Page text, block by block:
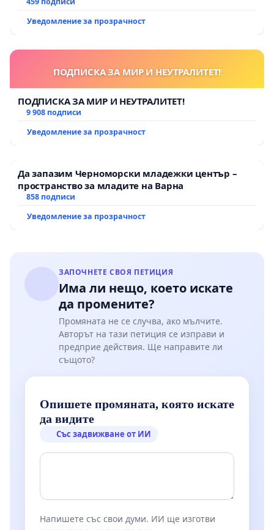
Уведомление за прозрачност
ПОДПИСКА ЗА МИР И НЕУТРАЛИТЕТ!
ПОДПИСКА ЗА МИР И НЕУТРАЛИТЕТ!
9 908 подписи
Уведомление за прозрачност
Да запазим Черноморски младежки център –
пространство за младите на Варна
858 подписи
Уведомление за прозрачност
ЗАПОЧНЕТЕ СВОЯ ПЕТИЦИЯ
Има ли нещо, което искате
да промените?
Промяната не се случва, ако мълчите.
Авторът на тази петиция се изправи и
предприе действия. Ще направите ли
същото?
Опишете промяната, която искате
да видите
Със задвижване от ИИ
Напишете със свои думи. ИИ ще изготви